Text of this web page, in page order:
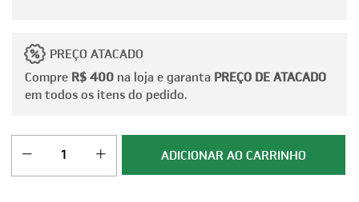
PREÇO ATACADO
Compre R$ 400 na loja e garanta PREÇO DE ATACADO
em todos os itens do pedido.